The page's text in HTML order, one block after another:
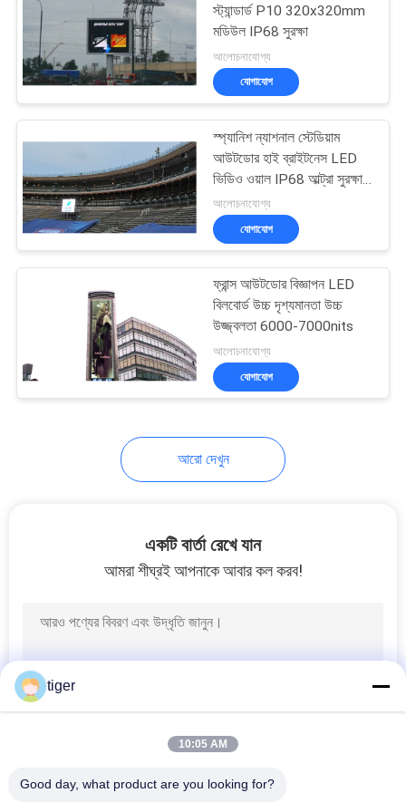
সম্পূর্ণ রঙিন LED ডিসপ্লে
SMD LED ডিসপ্লে
আউটডোর LED বিলবোর্ড
ইন্ডোর LED ভিডিও ওয়াল
স্ট্যান্ডার্ড P10 320x320mm
মডিউল IP68 সুরক্ষা
আলোচনাযোগ্য
যোগাযোগ
স্প্যানিশ ন্যাশনাল স্টেডিয়াম
আউটডোর হাই ব্রাইটনেস LED
ভিডিও ওয়াল IP68 আল্ট্রা সুরক্ষা
সহ
আলোচনাযোগ্য
যোগাযোগ
ফ্রান্স আউটডোর বিজ্ঞাপন LED
বিলবোর্ড উচ্চ দৃশ্যমানতা উচ্চ
উজ্জ্বলতা 6000-7000nits
আলোচনাযোগ্য
যোগাযোগ
আরো দেখুন
একটি বার্তা রেখে যান
আমরা শীঘ্রই আপনাকে আবার কল করব!
tiger
10:05 AM
Good day, what product are you looking for?